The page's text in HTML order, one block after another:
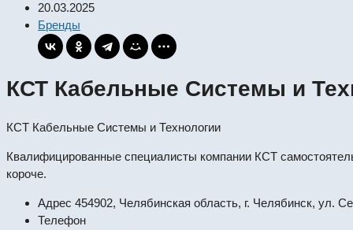
20.03.2025
Бренды
КСТ Кабельные Системы и
КСТ Кабельные Системы и Технологии
Квалифицированные специалисты компании КСТ
короче.
Адрес 454902, Челябинская область, г. Челябинск, ул.
Телефон